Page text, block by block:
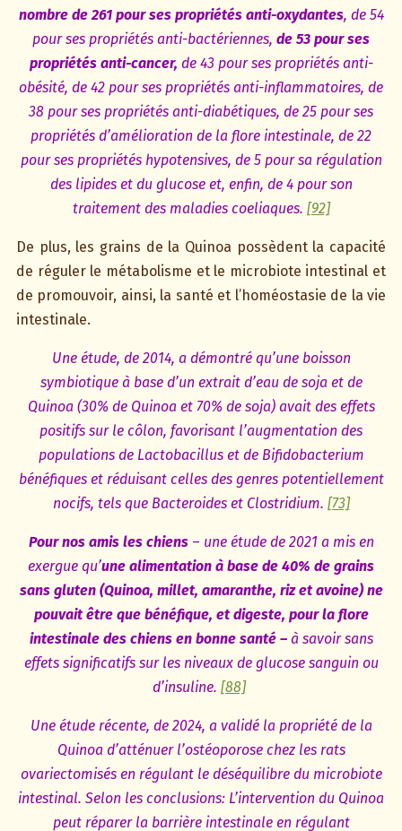
nombre de 261 pour ses propriétés anti-oxydantes, de 54
pour ses propriétés anti-bactériennes, de 53 pour ses
propriétés anti-cancer, de 43 pour ses propriétés anti-
obésité, de 42 pour ses propriétés anti-inflammatoires, de
38 pour ses propriétés anti-diabétiques, de 25 pour ses
propriétés d’amélioration de la flore intestinale, de 22
pour ses propriétés hypotensives, de 5 pour sa régulation
des lipides et du glucose et, enfin, de 4 pour son
traitement des maladies coeliaques. [92]
De plus, les grains de la Quinoa possèdent la capacité
de réguler le métabolisme et le microbiote intestinal et
de promouvoir, ainsi, la santé et l’homéostasie de la vie
intestinale.
Une étude, de 2014, a démontré qu’une boisson
symbiotique à base d’un extrait d’eau de soja et de
Quinoa (30% de Quinoa et 70% de soja) avait des effets
positifs sur le côlon, favorisant l’augmentation des
populations de Lactobacillus et de Bifidobacterium
bénéfiques et réduisant celles des genres potentiellement
nocifs, tels que Bacteroides et Clostridium. [73]
Pour nos amis les chiens– une étude de 2021 a mis en
exergue qu’une alimentation à base de 40% de grains
sans gluten (Quinoa, millet, amaranthe, riz et avoine) ne
pouvait être que bénéfique, et digeste, pour la flore
intestinale des chiens en bonne santé – à savoir sans
effets significatifs sur les niveaux de glucose sanguin ou
d’insuline. [88]
Une étude récente, de 2024, a validé la propriété de la
Quinoa d’atténuer l’ostéoporose chez les rats
ovariectomisés en régulant le déséquilibre du microbiote
intestinal. Selon les conclusions: L’intervention du Quinoa
peut réparer la barrière intestinale en régulant